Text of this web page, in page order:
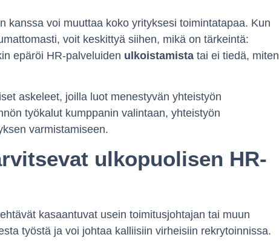
kanssa voi muuttaa koko yrityksesi toimintatapaa. Kun
voit keskittyä siihen, mikä on tärkeintä:
epäröi HR-palveluiden ulkoistamista tai ei tiedä, miten
askeleet, joilla luot menestyvän yhteistyön
työkalut kumppanin valintaan, yhteistyön
varmistamiseen.
ulkopuolisen HR-
kasaantuvat usein toimitusjohtajan tai muun
työstä ja voi johtaa kalliisiin virheisiin rekrytoinnissa.